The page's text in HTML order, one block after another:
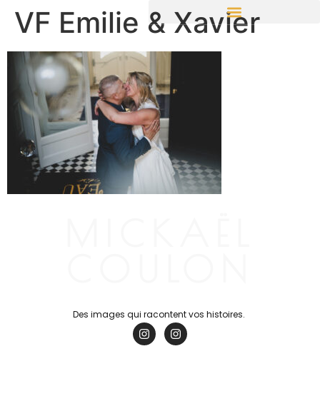
VF Emilie & Xavier
Des images qui racontent vos histoires.